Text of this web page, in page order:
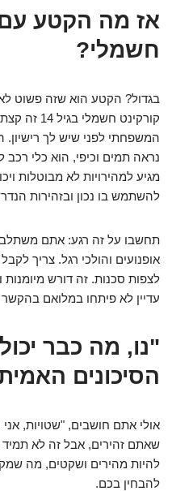
חשמלי?
בגדול? הקטע הוא שזה פשוט
קורקינט
המשפחתי לפני שיש לך
נראה תמים וכיפי, הוא כלי רכב
מגיע למהירויות לא מבוטלות
להשתמש בו נכון ובזהירות
תחשבו על זה רגע: אתם
אופנועים והולכי רגל. צריך
עדיין לא פיתחו במלואם
"נו, מה כבר
הסיכונים
אולי אתם חושבים, "שטויות,
שאתם זהירים, אבל זה לא תמיד
להיות מהירים ושקטים, מה
להבחין בכם.